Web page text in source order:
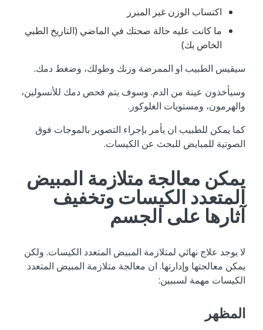
اكتساب الوزن غير المبرر
ما كانت عليه حالة صحتك في الماضي (التاريخ الطبي
الخاص بك)
سيقيس الطبيب او الممرضة وزنك وطولك، وضغط دمك.
وسيأخذون عينة من الدم. وسوف يتم فحص دمك للأنسولين،
والهرمون، ومستويات الغلوكوز.
كما يمكن للطبيب ان يأمر بإجراء التصوير بالموجات فوق
الصوتية للمبايض للبحث عن الكيسات.
يمكن معالجة متلازمة المبيض
المتعدد الكيسات وتخفيف
آثارها على الجسم
لا يوجد علاج نهائي لمتلازمة المبيض المتعدد الكيسات. ولكن
يمكن معالجتها وإدارتها. ان معالجة متلازمة المبيض المتعدد
الكيسات مهمة لسببين:
المظهر